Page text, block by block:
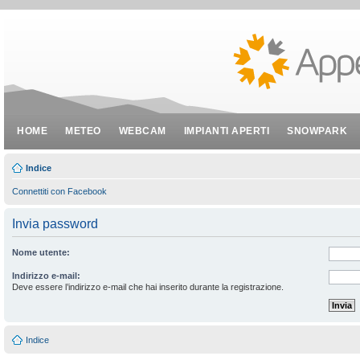
HOME METEO WEBCAM IMPIANTI APERTI SNOWPARK
Indice
Connettiti con Facebook
Invia password
Nome utente:
Indirizzo e-mail:
Deve essere l’indirizzo e-mail che hai inserito durante la registrazione.
Indice